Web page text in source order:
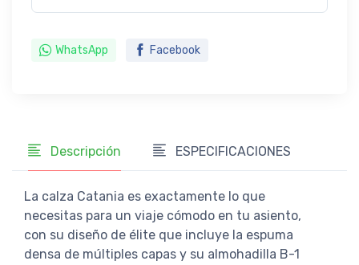
WhatsApp Facebook
Descripción ESPECIFICACIONES
La calza Catania es exactamente lo que
necesitas para un viaje cómodo en tu asiento,
con su diseño de élite que incluye la espuma
densa de múltiples capas y su almohadilla B-1